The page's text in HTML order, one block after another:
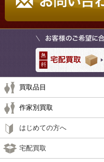
買取品目
作家別買取
はじめての方へ
宅配買取